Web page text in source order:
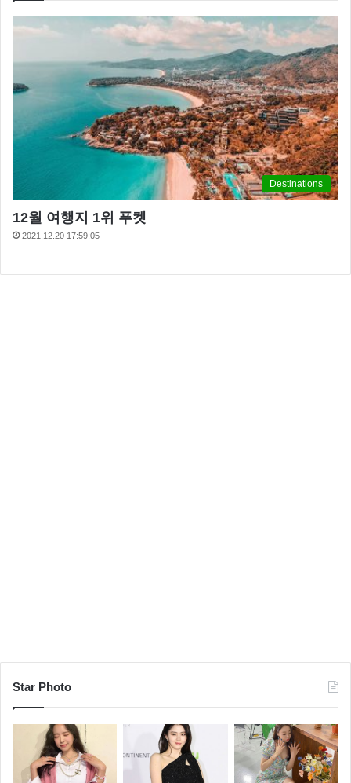
Destinations
12월 여행지 1위 푸켓
2021.12.20 17:59:05
Star Photo